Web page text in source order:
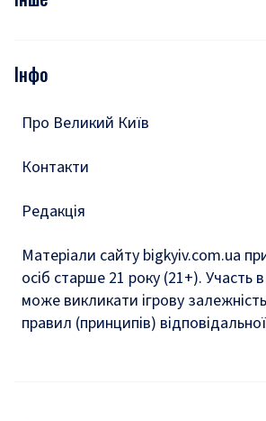
Подкасти
Тести
Інфо
Про Великий Київ
Контакти
Редакція
Матеріали сайту bigkyiv.com.ua
осіб старше 21 року (21+). Участь
може викликати ігрову
правил (принципів)